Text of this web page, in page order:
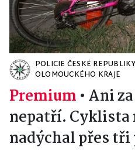
POLICIE ČESKÉ
OLOMOUCKÉHO KRAJE
Premium • Ani
nepatří. Cyklista
nadýchal přes